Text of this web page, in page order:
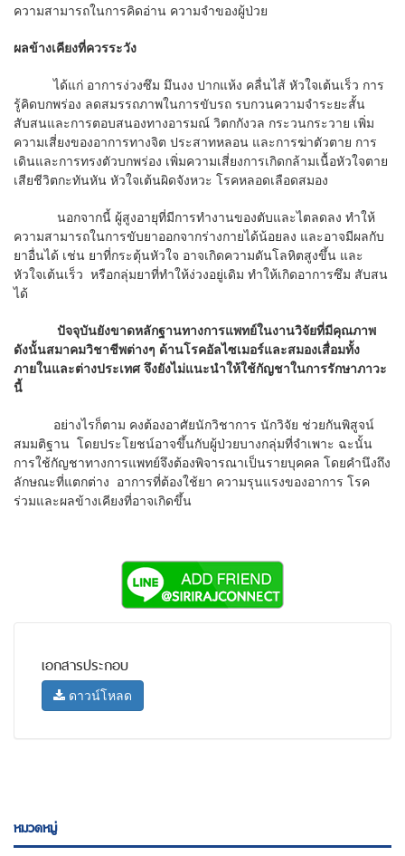
ความสามารถในการคิดอ่าน ความจำของผู้ป่วย
ผลข้างเคียงที่ควรระวัง
ได้แก่ อาการง่วงซึม มึนงง ปากแห้ง คลื่นไส้ หัวใจเต้นเร็ว การ
รู้คิดบกพร่อง ลดสมรรถภาพในการขับรถ รบกวนความจำระยะสั้น
สับสนและการตอบสนองทางอารมณ์ วิตกกังวล กระวนกระวาย เพิ่ม
ความเสี่ยงของอาการทางจิต ประสาทหลอน และการฆ่าตัวตาย การ
เดินและการทรงตัวบกพร่อง เพิ่มความเสี่ยงการเกิดกล้ามเนื้อหัวใจตาย
เสียชีวิตกะทันหัน หัวใจเต้นผิดจังหวะ โรคหลอดเลือดสมอง
นอกจากนี้ ผู้สูงอายุที่มีการทำงานของตับและไตลดลง ทำให้
ความสามารถในการขับยาออกจากร่างกายได้น้อยลง และอาจมีผลกับ
ยาอื่นได้ เช่น ยาที่กระตุ้นหัวใจ อาจเกิดความดันโลหิตสูงขึ้น และ
หัวใจเต้นเร็ว หรือกลุ่มยาที่ทำให้ง่วงอยู่เดิม ทำให้เกิดอาการซึม สับสน
ได้
ปัจจุบันยังขาดหลักฐานทางการแพทย์ในงานวิจัยที่มีคุณภาพ
ดังนั้นสมาคมวิชาชีพต่างๆ ด้านโรคอัลไซเมอร์และสมองเสื่อมทั้ง
ภายในและต่างประเทศ จึงยังไม่แนะนำให้ใช้กัญชาในการรักษาภาวะ
นี้
อย่างไรก็ตาม คงต้องอาศัยนักวิชาการ นักวิจัย ช่วยกันพิสูจน์
สมมติฐาน โดยประโยชน์อาจขึ้นกับผู้ป่วยบางกลุ่มที่จำเพาะ ฉะนั้น
การใช้กัญชาทางการแพทย์จึงต้องพิจารณาเป็นรายบุคคล โดยคำนึงถึง
ลักษณะที่แตกต่าง อาการที่ต้องใช้ยา ความรุนแรงของอาการ โรค
ร่วมและผลข้างเคียงที่อาจเกิดขึ้น
เอกสารประกอบ
ดาวน์โหลด
หมวดหมู่